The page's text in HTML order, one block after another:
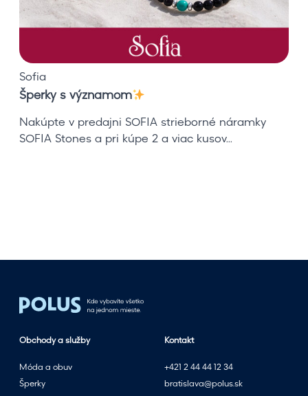
a
m
o
m
Sofia
Šperky s významom
Nakúpte v predajni SOFIA strieborné náramky
SOFIA Stones a pri kúpe 2 a viac kusov...
Kontakt
+421 2 44 44 12 34
bratislava@polus.sk
Obchody a služby
Móda a obuv
Šperky